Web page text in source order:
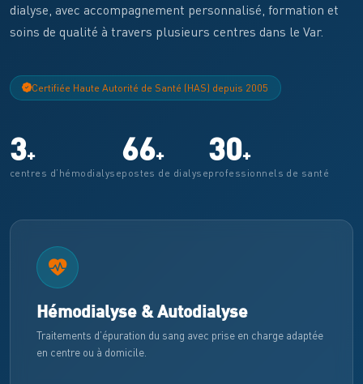
dialyse, avec accompagnement personnalisé, formation et
soins de qualité à travers plusieurs centres dans le Var.
Certifiée Haute Autorité de Santé (HAS) depuis 2005
3+
centres d’hémodialyse
66+
postes de dialyse
30+
professionnels de santé
Hémodialyse & Autodialyse
Traitements d’épuration du sang avec prise en charge adaptée
en centre ou à domicile.